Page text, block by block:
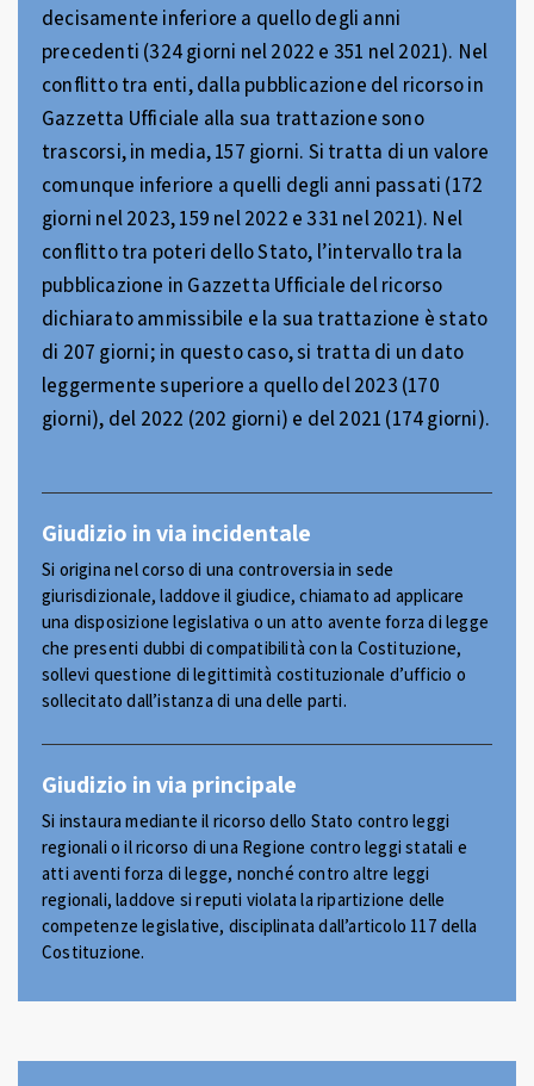
decisamente inferiore a quello degli anni
precedenti (324 giorni nel 2022 e 351 nel 2021). Nel
conflitto tra enti, dalla pubblicazione del ricorso in
Gazzetta Ufficiale alla sua trattazione sono
trascorsi, in media, 157 giorni. Si tratta di un valore
comunque inferiore a quelli degli anni passati (172
giorni nel 2023, 159 nel 2022 e 331 nel 2021). Nel
conflitto tra poteri dello Stato, l’intervallo tra la
pubblicazione in Gazzetta Ufficiale del ricorso
dichiarato ammissibile e la sua trattazione è stato
di 207 giorni; in questo caso, si tratta di un dato
leggermente superiore a quello del 2023 (170
giorni), del 2022 (202 giorni) e del 2021 (174 giorni).
Giudizio in via incidentale
Si origina nel corso di una controversia in sede
giurisdizionale, laddove il giudice, chiamato ad applicare
una disposizione legislativa o un atto avente forza di legge
che presenti dubbi di compatibilità con la Costituzione,
sollevi questione di legittimità costituzionale d’ufficio o
sollecitato dall’istanza di una delle parti.
Giudizio in via principale
Si instaura mediante il ricorso dello Stato contro leggi
regionali o il ricorso di una Regione contro leggi statali e
atti aventi forza di legge, nonché contro altre leggi
regionali, laddove si reputi violata la ripartizione delle
competenze legislative, disciplinata dall’articolo 117 della
Costituzione.